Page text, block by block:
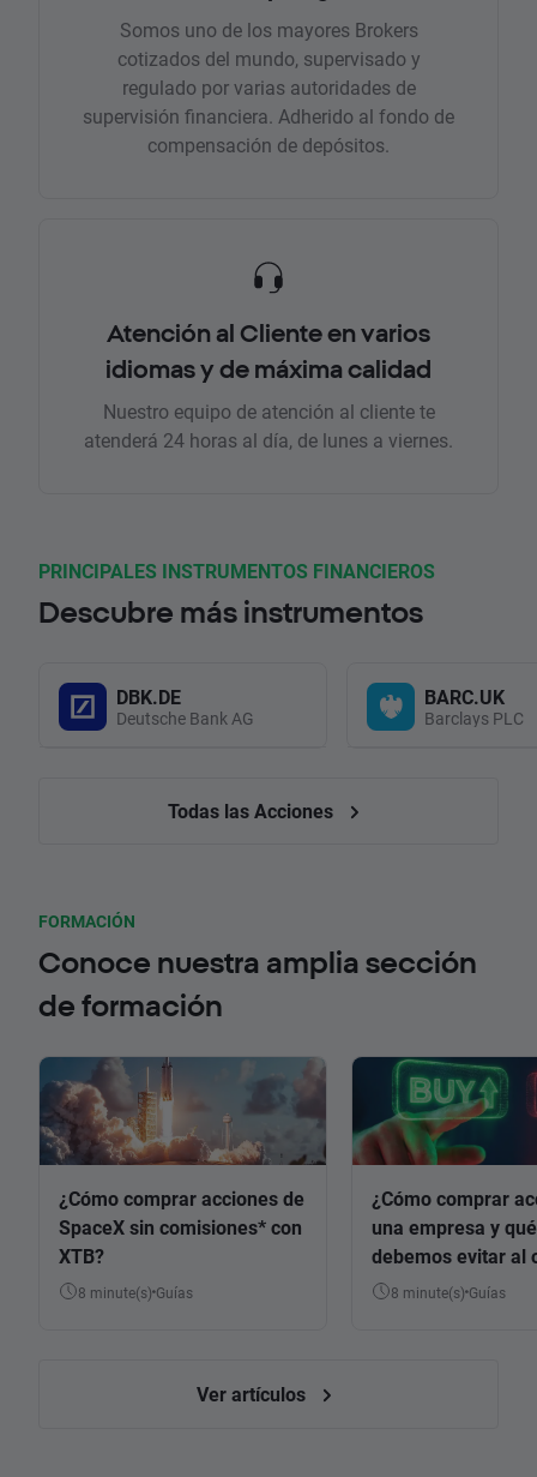
Somos uno de los mayores Brokers
cotizados del mundo, supervisado y
regulado por varias autoridades de
supervisión financiera. Adherido al fondo de
compensación de depósitos.
Atención al Cliente en varios
idiomas y de máxima calidad
Nuestro equipo de atención al cliente te
atenderá 24 horas al día, de lunes a viernes.
PRINCIPALES INSTRUMENTOS FINANCIEROS
Descubre más instrumentos
DBK.DE
Deutsche Bank AG
BARC.UK
Barclays PLC
Todas las Acciones
FORMACIÓN
Conoce nuestra amplia sección
de formación
¿Cómo comprar acciones de
SpaceX sin comisiones* con
XTB?
8 minute(s) Guías
¿Cómo comprar
una empresa y
debemos evitar al
8 minute(s) Guías
Ver artículos